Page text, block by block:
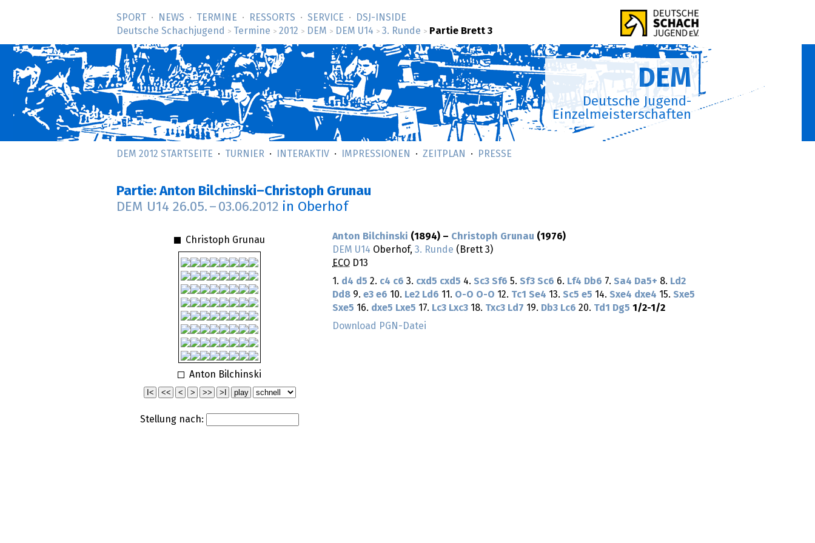
SPORT NEWS TERMINE RESSORTS SERVICE
DSJ-­INSIDE
Deutsche Schachjugend
> Termine > 2012 > DEM > DEM U14 > 3. Runde > Partie Brett 3
DEM
Deutsche Jugend-
Einzelmeisterschaften
DEM 2012 STARTSEITE TURNIER INTERAKTIV IMPRESSIONEN ZEITPLAN PRESSE
Partie: Anton Bilchinski–Christoph Grunau
DEM U14 26.05. – 03.06.2012 in Oberhof
Christoph Grunau
Anton Bilchinski
Stellung nach:
Anton Bilchinski (1894) – Christoph Grunau (1976)
DEM U14 Oberhof, 3. Runde (Brett 3)
ECO D13
1. d4 d5 2. c4 c6 3. cxd5 cxd5 4. Sc3 Sf6 5. Sf3 Sc6 6. Lf4 Db6 7. Sa4 Da5+ 8. Ld2
Dd8 9. e3 e6 10. Le2 Ld6 11. O-O O-O 12. Tc1 Se4 13. Sc5 e5 14. Sxe4 dxe4 15. Sxe5
Sxe5 16. dxe5 Lxe5 17. Lc3 Lxc3 18. Txc3 Ld7 19. Db3 Lc6 20. Td1 Dg5 1/2-1/2
Download PGN-Datei